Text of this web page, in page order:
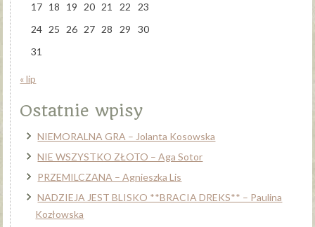
17 18 19 20 21 22
23
24 25 26 27 28 29
30
31
« lip
Ostatnie wpisy
NIEMORALNA GRA – Jolanta Kosowska
NIE WSZYSTKO ZŁOTO – Aga Sotor
PRZEMILCZANA – Agnieszka Lis
NADZIEJA JEST BLISKO **BRACIA DREKS** – Paulina
Kozłowska